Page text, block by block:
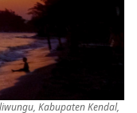
Kabupaten Kendal,